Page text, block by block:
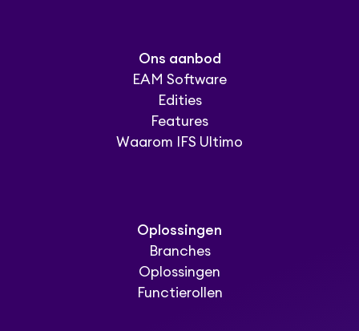
Ons aanbod
EAM Software
Edities
Features
Waarom IFS Ultimo
Oplossingen
Branches
Oplossingen
Functierollen